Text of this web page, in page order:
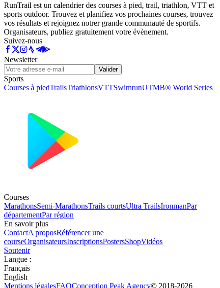
RunTrail est un calendrier des courses à pied, trail, triathlon, VTT et
sports outdoor. Trouvez et planifiez vos prochaines courses, trouvez
vos résultats et rejoignez notrer grande communauté de sportifs.
Organisateurs, publiez gratuitement votre évènement.
Suivez-nous
Newsletter
Valider
Sports
Courses à piedTrailsTriathlonsVTTSwimrunUTMB® World Series
Courses
MarathonsSemi-MarathonsTrails courtsUltra TrailsIronmanPar
départementPar région
En savoir plus
ContactA proposRéférencer une
courseOrganisateursInscriptionsPostersShopVidéos
Soutenir
Langue :
Français
English
Mentions légalesFAQConception Peak Agency© 2018-2026